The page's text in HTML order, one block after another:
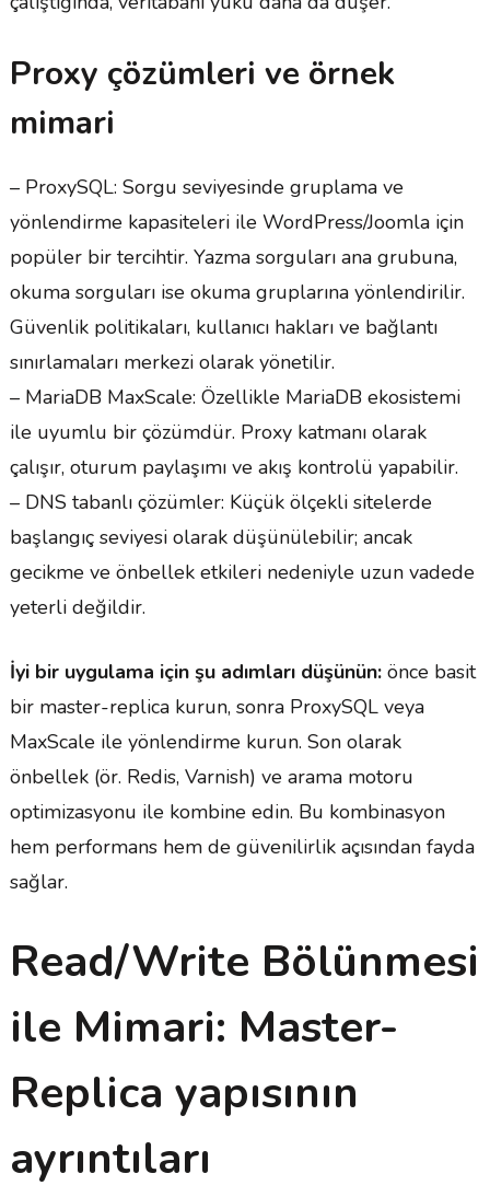
Proxy çözümleri ve örnek
mimari
– ProxySQL: Sorgu seviyesinde gruplama ve
yönlendirme kapasiteleri ile WordPress/Joomla için
popüler bir tercihtir. Yazma sorguları ana grubuna,
okuma sorguları ise okuma gruplarına yönlendirilir.
Güvenlik politikaları, kullanıcı hakları ve bağlantı
sınırlamaları merkezi olarak yönetilir.
– MariaDB MaxScale: Özellikle MariaDB ekosistemi
ile uyumlu bir çözümdür. Proxy katmanı olarak
çalışır, oturum paylaşımı ve akış kontrolü yapabilir.
– DNS tabanlı çözümler: Küçük ölçekli sitelerde
başlangıç seviyesi olarak düşünülebilir; ancak
gecikme ve önbellek etkileri nedeniyle uzun vadede
yeterli değildir.
İyi bir uygulama için şu adımları düşünün:önce basit
bir master-replica kurun, sonra ProxySQL veya
MaxScale ile yönlendirme kurun. Son olarak
önbellek (ör. Redis, Varnish) ve arama motoru
optimizasyonu ile kombine edin. Bu kombinasyon
hem performans hem de güvenilirlik açısından fayda
sağlar.
Read/Write Bölünmesi
ile Mimari: Master-
Replica yapısının
ayrıntıları